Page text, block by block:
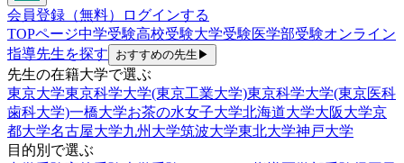
会員登録（無料）
ログインする
TOPページ中学受験高校受験大学受験医学部受験オンライン
指導先生を探す おすすめの先生 ▶
先生の在籍大学で選ぶ
東京大学東京科学大学(東京工業大学)東京科学大学(東京医科
歯科大学)一橋大学お茶の水女子大学北海道大学大阪大学京
都大学名古屋大学九州大学筑波大学東北大学神戸大学
目的別で選ぶ